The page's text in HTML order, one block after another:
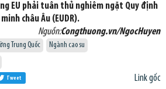
EU phải tuân thủ nghiêm ngặt Quy định
châu Âu (EUDR).
Nguồn:Congthuong.vn/NgocHuyen
Trung Quốc
Ngành cao su
Link gốc
Tweet